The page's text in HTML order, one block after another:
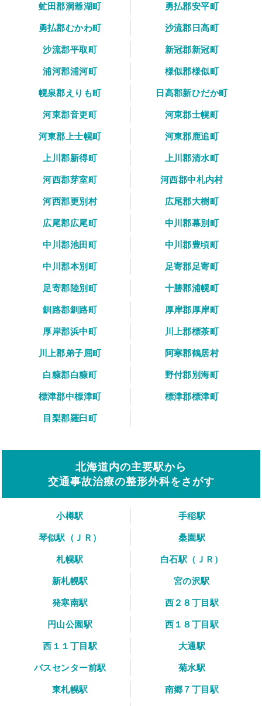
虻田郡洞爺湖町
勇払郡安平町
勇払郡むかわ町
沙流郡日高町
沙流郡平取町
新冠郡新冠町
浦河郡浦河町
様似郡様似町
幌泉郡えりも町
日高郡新ひだか町
河東郡音更町
河東郡士幌町
河東郡上士幌町
河東郡鹿追町
上川郡新得町
上川郡清水町
河西郡芽室町
河西郡中札内村
河西郡更別村
広尾郡大樹町
広尾郡広尾町
中川郡幕別町
中川郡池田町
中川郡豊頃町
中川郡本別町
足寄郡足寄町
足寄郡陸別町
十勝郡浦幌町
釧路郡釧路町
厚岸郡厚岸町
厚岸郡浜中町
川上郡標茶町
川上郡弟子屈町
阿寒郡鶴居村
白糠郡白糠町
野付郡別海町
標津郡中標津町
標津郡標津町
目梨郡羅臼町
北海道内の主要駅から
交通事故治療の整形外科をさがす
小樽駅
手稲駅
琴似駅（ＪＲ）
桑園駅
札幌駅
白石駅（ＪＲ）
新札幌駅
宮の沢駅
発寒南駅
西２８丁目駅
円山公園駅
西１８丁目駅
西１１丁目駅
大通駅
バスセンター前駅
菊水駅
東札幌駅
南郷７丁目駅